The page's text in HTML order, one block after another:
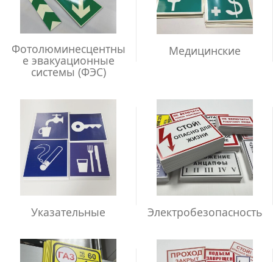
Фотолюминесцентны
е эвакуационные
системы (ФЭС)
Медицинские
Указательные Электробезопасность